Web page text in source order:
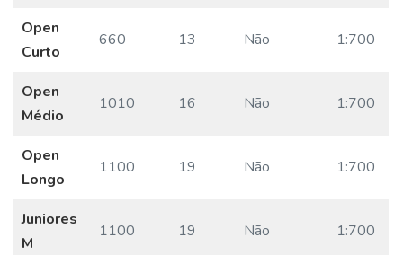
Open
Curto
660 13 Não 1:700
Open
Médio
1010 16 Não 1:700
Open
Longo
1100 19 Não 1:700
Juniores
M
1100 19 Não 1:700